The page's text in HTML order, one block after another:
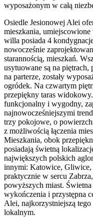
wyposażonym w całą
Osiedle Jesionowej Alei
mieszkania,
willa posiada 4
nowocześnie
starannością, mieszkań.
usytuowane są na piętrach,
na parterze, zostały
ogródek. Na czwartym
przepiękny taras
funkcjonalny i wygodny,
najnowocześniejszymi
trzy pokojowe, o
z możliwością łączenia
Mieszkania, obok
posiadają świetną
największych polskich
innymi: Katowice, Gliwice,
praktycznie w sercu
powyższych miast.
wykończenia i przystępna
Alei, najkorzystniejszą
lokalnym.